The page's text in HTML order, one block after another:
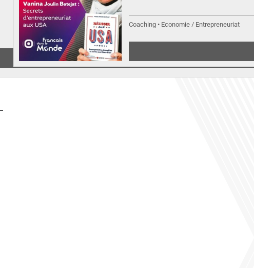
Coaching • Economie / Entrepreneuriat